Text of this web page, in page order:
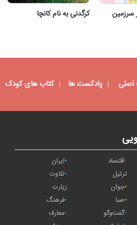
سرزمین
کرگدنی به نام کانچا
پادکست ها کتاب های کودک
اقتصاد
ایران
ترتیل
تلاوت
جوان
زیارت
صبا
فرهنگ
گفت‌وگو
معارف